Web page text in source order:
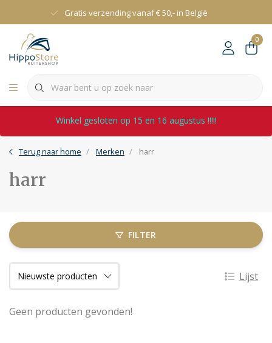
Gratis verzending vanaf € 50,- in België
0
Winkel gesloten op 15 en 16 augustus !!!!!
Terug naar home Merken harr
harr
FILTER
Lijst
Geen producten gevonden!